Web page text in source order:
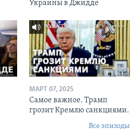
Украины в Джидде
МАРТ 07, 2025
Самое важное. Трамп
грозит Кремлю санкциями.
Все эпизоды